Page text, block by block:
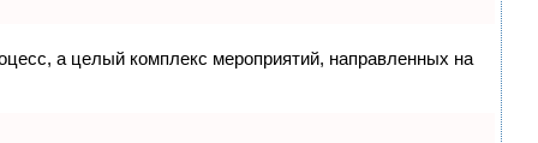
а целый комплекс мероприятий, направленных на